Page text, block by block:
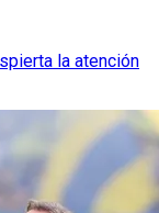
la atención